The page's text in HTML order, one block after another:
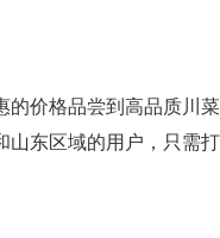
价格品尝到高品质川
东区域的用户，只需